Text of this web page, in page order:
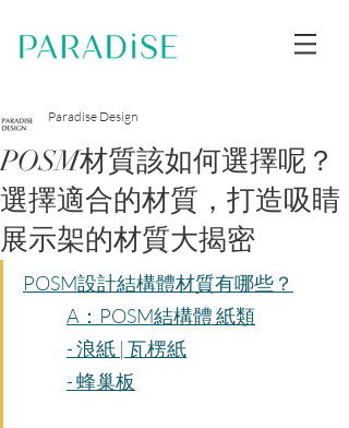
POSM材質該如何選擇呢？
選擇適合的材質，打造吸睛
展示架的材質大揭密
Paradise Design
POSM設計結構體材質有哪些？
A：POSM結構體 紙類
- 浪紙 | 瓦楞紙
- 蜂巢板